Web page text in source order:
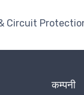
Circuit
कम्पनी